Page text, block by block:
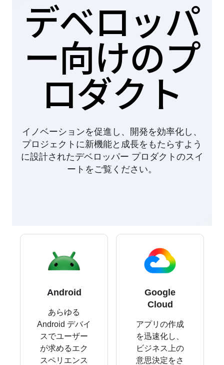
デベロッパ
ー向けのプ
ロダクト
イノベーションを促進し、開発を効率化し、
プロジェクトに新機能と成長をもたらすよう
に設計されたデベロッパー プロダクトのスイ
ートをご覧ください。
Android
あらゆる
Android デバイ
スでユーザー
が求めるエク
スペリエンス
Google
Cloud
アプリの作成
を迅速化し、
ビジネス上の
意思決定をさ